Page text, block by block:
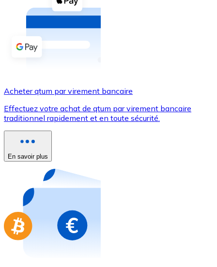
Achetez des cryptomonnaies en espèces et d'autres
Acheter avec espèces
Virement SEPA
Utilisez les cartes Visa et Mastercard pour acheter
Acheter avec carte
Nouveau
Achetez des cartes-cadeaux de vos marques
Aller à la boutique de cartes-cadeaux
Acheter qtum par virement bancaire
Effectuez votre achat de qtum par virement bancaire
traditionnel rapidement et en toute sécurité.
En savoir plus